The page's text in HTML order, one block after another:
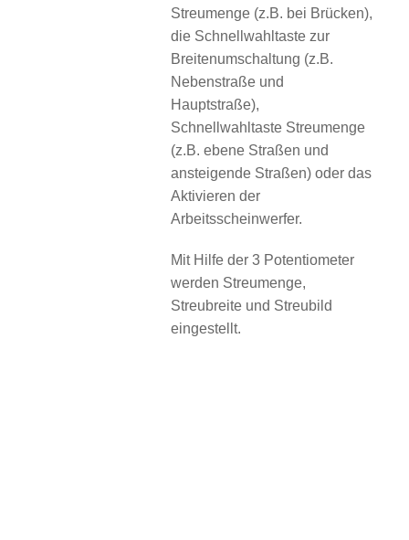
Streumenge (z.B. bei Brücken),
die Schnellwahltaste zur
Breitenumschaltung (z.B.
Nebenstraße und
Hauptstraße),
Schnellwahltaste Streumenge
(z.B. ebene Straßen und
ansteigende Straßen) oder das
Aktivieren der
Arbeitsscheinwerfer.
Mit Hilfe der 3 Potentiometer
werden Streumenge,
Streubreite und Streubild
eingestellt.